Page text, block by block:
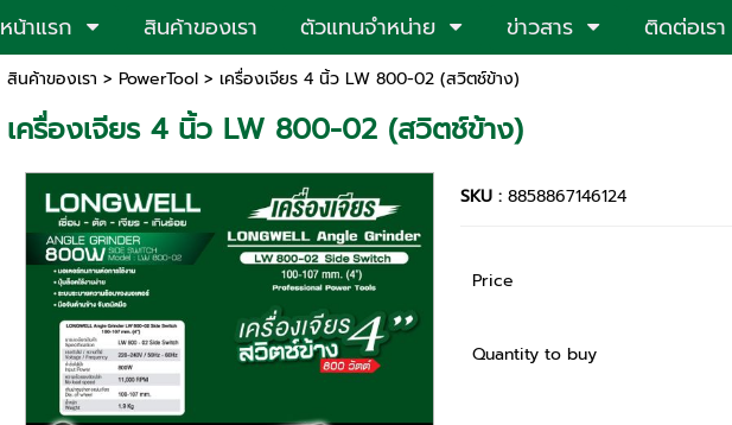
หน้าแรก สินค้าของเรา ตัวแทนจำหน่าย ข่าวสาร ติดต่อเรา
สินค้าของเรา > PowerTool> เครื่องเจียร 4 นิ้ว LW 800-02 (สวิตช์ข้าง)
เครื่องเจียร 4 นิ้ว LW 800-02 (สวิตช์ข้าง)
SKU : 8858867146124
Price
Quantity to buy